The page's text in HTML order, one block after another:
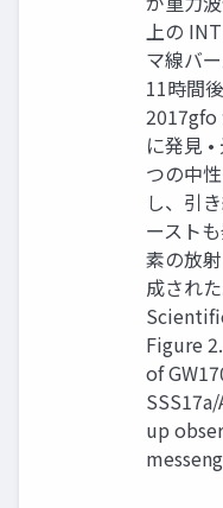
上の
マ線バ
11時間
2017gfo
に発見
つの中
し、引
ースト
素の放
成され
Figure
of
up